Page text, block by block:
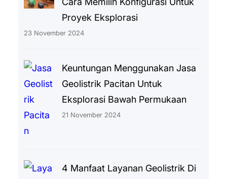
Proyek Eksplorasi
23 November 2024
Keuntungan Menggunakan Jasa
Geolistrik Pacitan Untuk
Eksplorasi Bawah Permukaan
21 November 2024
4 Manfaat Layanan Geolistrik Di